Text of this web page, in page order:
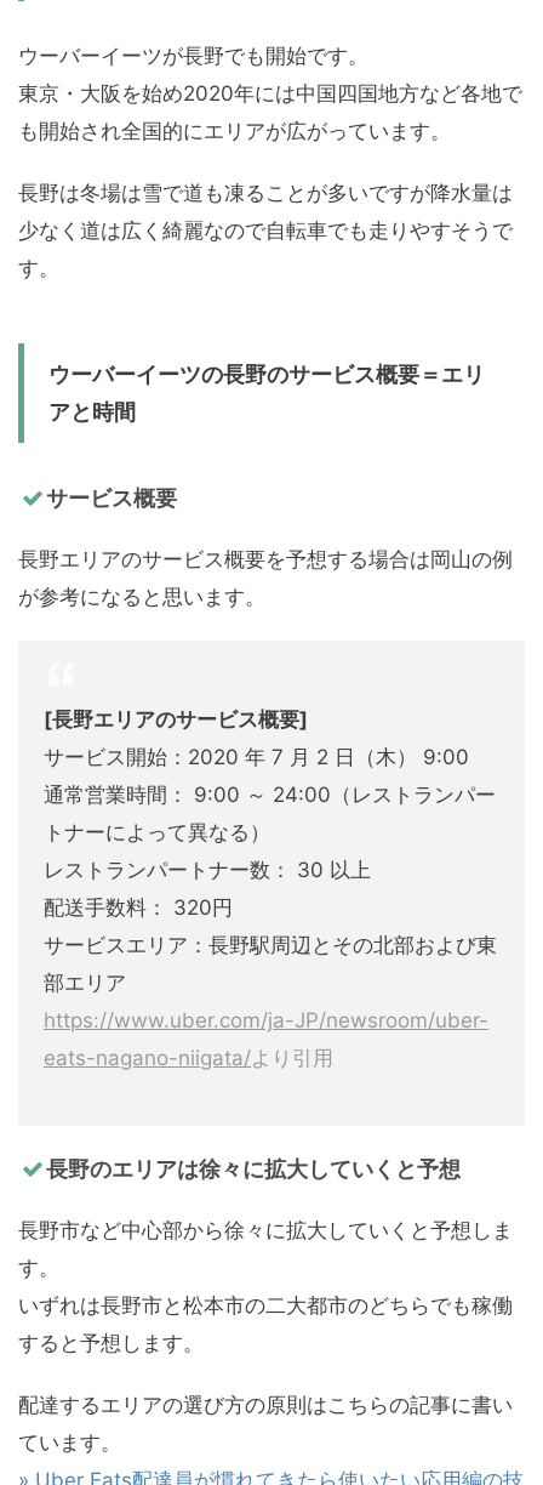
ウーバーイーツが長野でも開始です。
東京・大阪を始め2020年には中国四国地方など各地で
も開始され全国的にエリアが広がっています。
長野は冬場は雪で道も凍ることが多いですが降水量は
少なく道は広く綺麗なので自転車でも走りやすそうで
す。
ウーバーイーツの長野のサービス概要＝エリ
アと時間
サービス概要
長野エリアのサービス概要を予想する場合は岡山の例
が参考になると思います。
[長野エリアのサービス概要]
サービス開始：2020 年 7 月 2 日（木） 9:00
通常営業時間： 9:00 ～ 24:00（レストランパー
トナーによって異なる）
レストランパートナー数： 30 以上
配送手数料： 320円
サービスエリア：長野駅周辺とその北部および東
部エリア
https://www.uber.com/ja-JP/newsroom/uber-
eats-nagano-niigata/より引用
長野のエリアは徐々に拡大していくと予想
長野市など中心部から徐々に拡大していくと予想しま
す。
いずれは長野市と松本市の二大都市のどちらでも稼働
すると予想します。
配達するエリアの選び方の原則はこちらの記事に書い
ています。
» Uber Eats配達員が慣れてきたら使いたい応用編の技